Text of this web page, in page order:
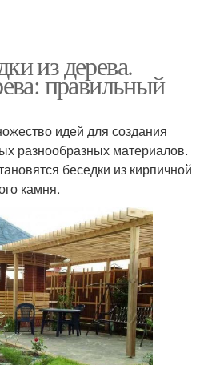
из дерева.
правильный
идей для создания
разнообразных материалов.
беседки из кирпичной
камня.